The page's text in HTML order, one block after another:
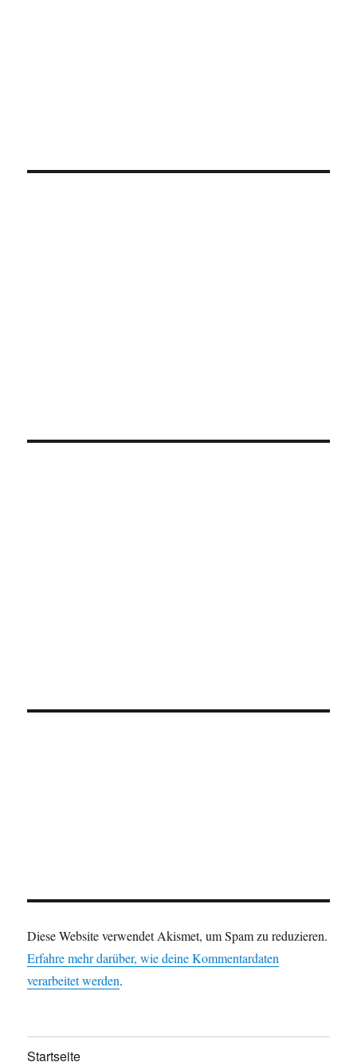
Diese Website verwendet Akismet, um Spam zu reduzieren.
Erfahre mehr darüber, wie deine Kommentardaten
verarbeitet werden.
Startseite